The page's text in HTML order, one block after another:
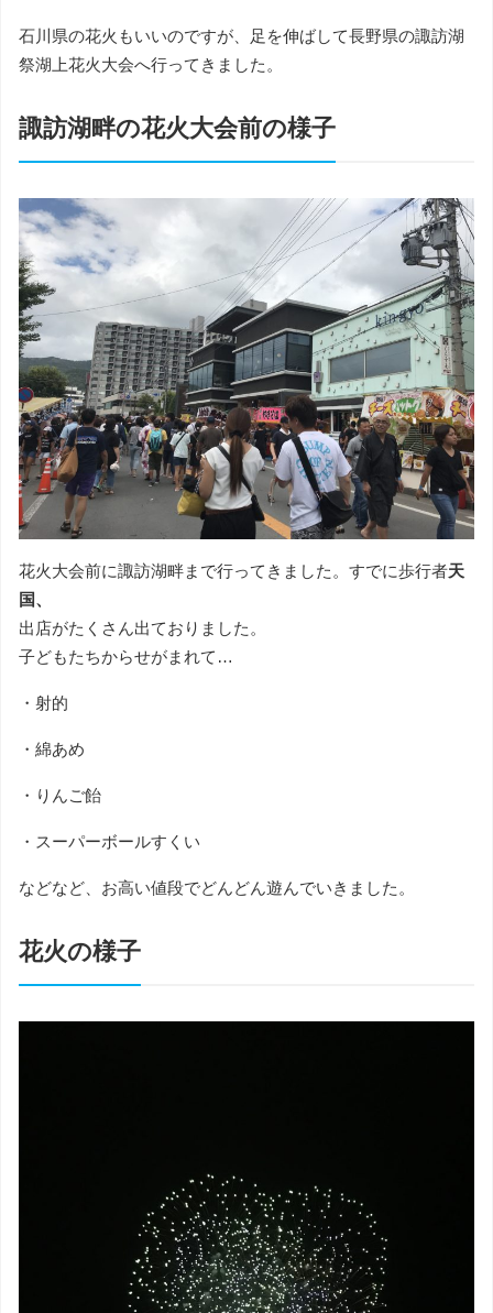
石川県の花火もいいのですが、足を伸ばして長野県の諏訪湖
祭湖上花火大会へ行ってきました。
諏訪湖畔の花火大会前の様子
花火大会前に諏訪湖畔まで行ってきました。すでに歩行者天
国、
出店がたくさん出ておりました。
子どもたちからせがまれて…
・射的
・綿あめ
・りんご飴
・スーパーボールすくい
などなど、お高い値段でどんどん遊んでいきました。
花火の様子